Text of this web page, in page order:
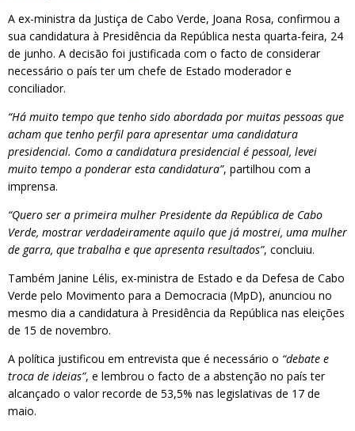
A ex-ministra da Justiça de Cabo Verde, Joana Rosa, confirmou a
sua candidatura à Presidência da República nesta quarta-feira, 24
de junho. A decisão foi justificada com o facto de considerar
necessário o país ter um chefe de Estado moderador e
conciliador.
“Há muito tempo que tenho sido abordada por muitas pessoas que
acham que tenho perfil para apresentar uma candidatura
presidencial. Como a candidatura presidencial é pessoal, levei
muito tempo a ponderar esta candidatura”, partilhou com a
imprensa.
“Quero ser a primeira mulher Presidente da República de Cabo
Verde, mostrar verdadeiramente aquilo que já mostrei, uma mulher
de garra, que trabalha e que apresenta resultados”, concluiu.
Também Janine Lélis, ex-ministra de Estado e da Defesa de Cabo
Verde pelo Movimento para a Democracia (MpD), anunciou no
mesmo dia a candidatura à Presidência da República nas eleições
de 15 de novembro.
A política justificou em entrevista que é necessário o “debate e
troca de ideias”, e lembrou o facto de a abstenção no país ter
alcançado o valor recorde de 53,5% nas legislativas de 17 de
maio.